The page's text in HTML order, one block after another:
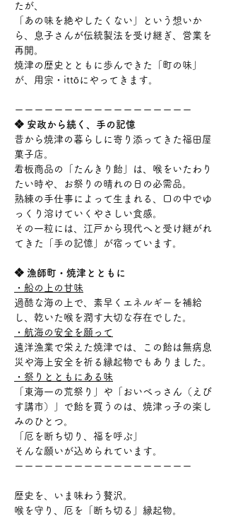
たが、
「あの味を絶やしたくない」という想いか
ら、息子さんが伝統製法を受け継ぎ、営業を
再開。
焼津の歴史とともに歩んできた「町の味」
が、用宗・ittōにやってきます。
ーーーーーーーーーーーーーーーーーー
❖ 安政から続く、手の記憶
昔から焼津の暮らしに寄り添ってきた福田屋
菓子店。
看板商品の「たんきり飴」は、喉をいたわり
たい時や、お祭りの晴れの日の必需品。
熟練の手仕事によって生まれる、口の中でゆ
っくり溶けていくやさしい食感。
その一粒には、江戸から現代へと受け継がれ
てきた「手の記憶」が宿っています。
❖ 漁師町・焼津とともに
・船の上の甘味
過酷な海の上で、素早くエネルギーを補給
し、乾いた喉を潤す大切な存在でした。
・航海の安全を願って
遠洋漁業で栄えた焼津では、この飴は無病息
災や海上安全を祈る縁起物でもありました。
・祭りとともにある味
「東海一の荒祭り」や「おいべっさん（えび
す講市）」で飴を買うのは、焼津っ子の楽し
みのひとつ。
「厄を断ち切り、福を呼ぶ」
そんな願いが込められています。
ーーーーーーーーーーーーーーーーーー
歴史を、いま味わう贅沢。
喉を守り、厄を「断ち切る」縁起物。